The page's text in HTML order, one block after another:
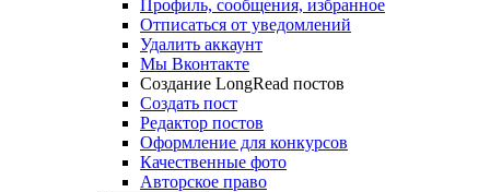
Профиль, сообщения, избранное
Отписаться от уведомлений
Удалить аккаунт
Мы Вконтакте
Создание LongRead постов
Создать пост
Редактор постов
Оформление для конкурсов
Качественные фото
Авторское право